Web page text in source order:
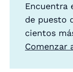
Encuentra
de puesto
cientos
Comenzar